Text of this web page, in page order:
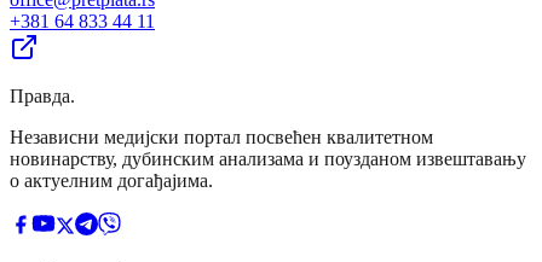
+381 64 833 44 11
Правда.
Независни медијски портал посвећен квалитетном
новинарству, дубинским анализама и поузданом извештавању
о актуелним догађајима.